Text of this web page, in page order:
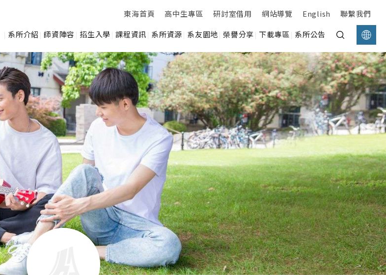
東海首頁 高中生專區 研討室借用 網站導覽 English
聯繫我們
系所介紹 師資陣容 招生入學 課程資訊 系所資源 系友園地 榮譽分享 下載專區 系所公告